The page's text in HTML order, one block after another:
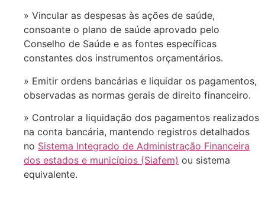
» Vincular as despesas às ações de saúde,
consoante o plano de saúde aprovado pelo
Conselho de Saúde e as fontes específicas
constantes dos instrumentos orçamentários.
» Emitir ordens bancárias e liquidar os pagamentos,
observadas as normas gerais de direito financeiro.
» Controlar a liquidação dos pagamentos realizados
na conta bancária, mantendo registros detalhados
no Sistema Integrado de Administração Financeira
dos estados e municípios (Siafem) ou sistema
equivalente.